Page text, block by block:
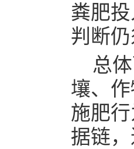
粪肥
判断
总
壤、
施肥
据链